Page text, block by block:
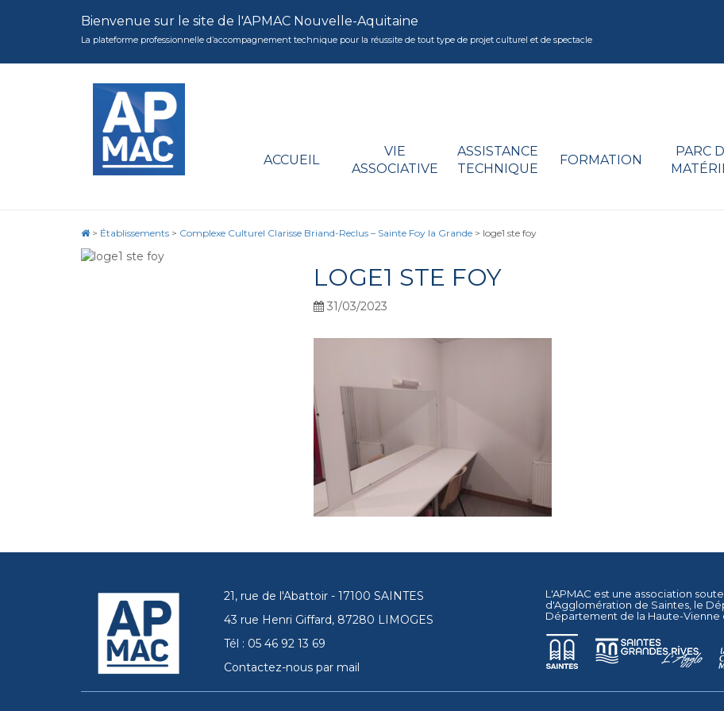
Bienvenue sur le site de l'APMAC Nouvelle-Aquitaine
La plateforme professionnelle d’accompagnement technique pour la réussite de tout type de projet culturel et de spectacle
ACCUEIL
VIE
ASSOCIATIVE
ASSISTANCE
TECHNIQUE
FORMATION
PARC
> Établissements > Complexe Culturel Clarisse Briand-Reclus – Sainte Foy la Grande > loge1 ste foy
LOGE1 STE FOY
31/03/2023
21, rue de l'Abattoir - 17100 SAINTES
43 rue Henri Giffard, 87280 LIMOGES
Tél : 05 46 92 13 69
Contactez-nous par mail
L'APMAC est une association
d'Agglomération de Saintes , le
Département de la Haute-Vienne